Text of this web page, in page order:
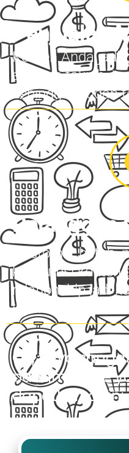
Penjualan
Konten Anda jadi
audiens takjub,
sehingga mudah
Pelanggan
Customer betah,
konsumsi konten
relationship jadi
loyal
Ok, Saya
paham value
dapatkan